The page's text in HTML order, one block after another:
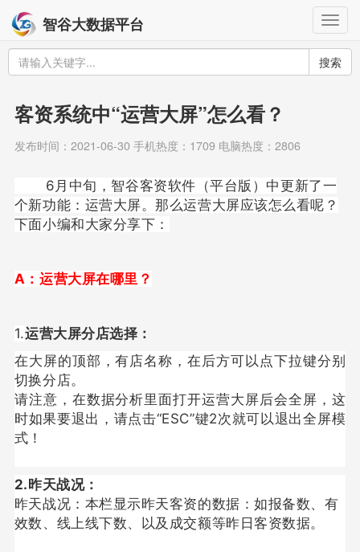
智谷大数据平台
搜索
客资系统中“运营大屏”怎么看？
发布时间：2021-06-30 手机热度：1709 电脑热度：2806
6月中旬，智谷客资软件（平台版）中更新了一
个新功能：运营大屏。那么运营大屏应该怎么看呢？
下面小编和大家分享下：
A：运营大屏在哪里？
1.运营大屏分店选择：
在大屏的顶部，有店名称，在后方可以点下拉键分别
切换分店。
请注意，在数据分析里面打开运营大屏后会全屏，这
时如果要退出，请点击“ESC”键2次就可以退出全屏模
式！
2.昨天战况：
昨天战况：本栏显示昨天客资的数据：如报备数、有
效数、线上线下数、以及成交额等昨日客资数据。